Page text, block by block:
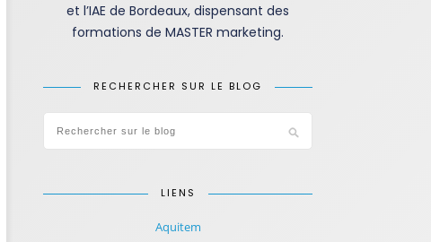
et l’IAE de Bordeaux, dispensant des
formations de MASTER marketing.
RECHERCHER SUR LE BLOG
LIENS
Aquitem